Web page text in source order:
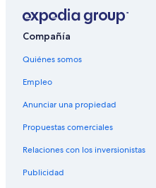
Hoteles cerca de Parque
Hoteles cerca de Teatro
Hoteles 4 estrellas en
Apart-Hoteles en Centro de
Hoteles con concierge en
Compañía
Quiénes somos
Empleo
Anunciar una propiedad
Propuestas comerciales
Relaciones con los inversionistas
Publicidad